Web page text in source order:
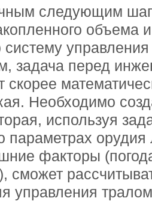
следующим
объема
задача перед
скорее
Необходимо
используя
орудия
факторы
сможет
управления